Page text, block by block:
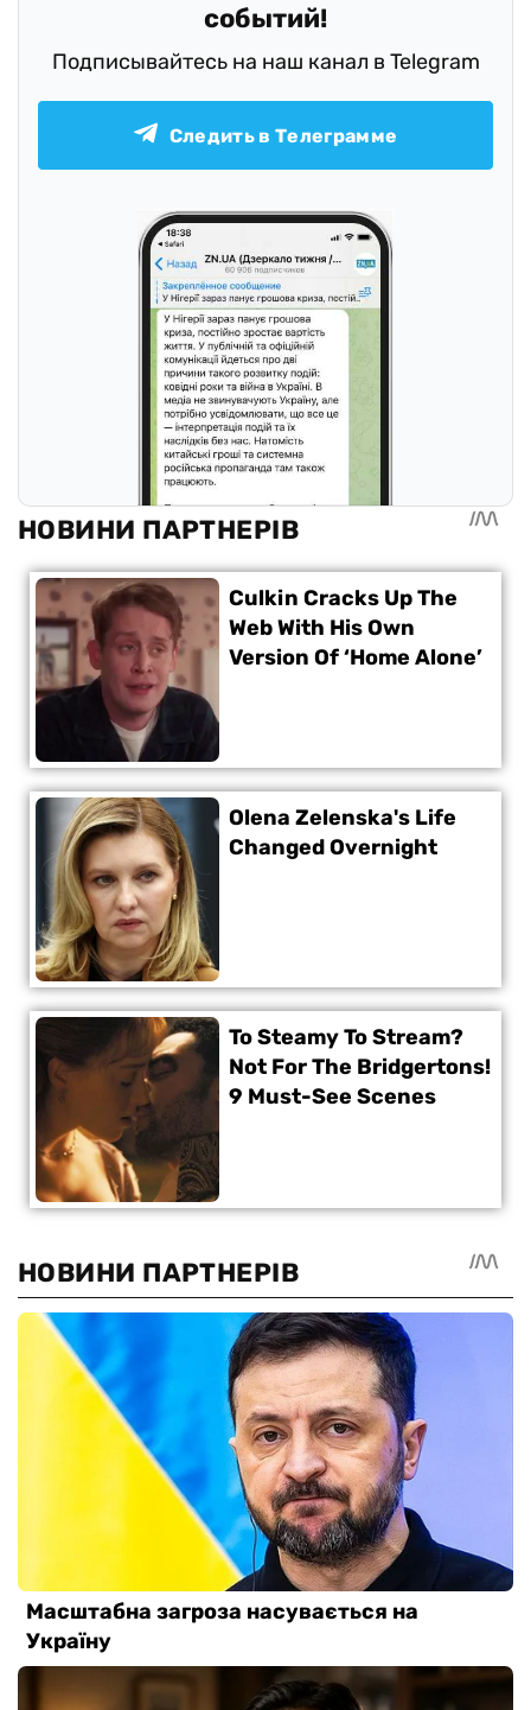
событий!
Подписывайтесь на наш канал в Telegram
Следить в Телеграмме